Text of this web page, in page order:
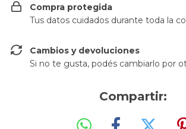
Compra protegida
Tus datos cuidados durante toda la
Cambios y devoluciones
Si no te gusta, podés cambiarlo por
Compartir: